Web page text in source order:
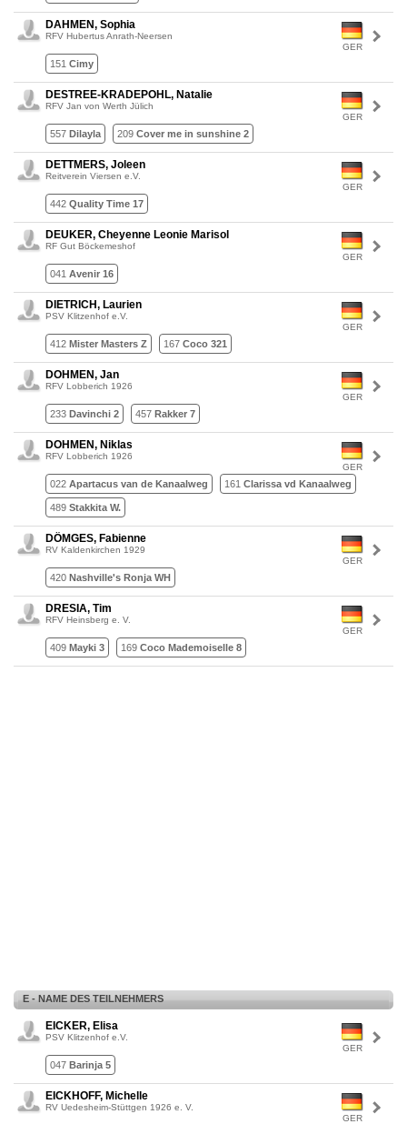
GER
DAHMEN, Sophia
RFV Hubertus Anrath-Neersen
151 Cimy
GER
DESTREE-KRADEPOHL, Natalie
RFV Jan von Werth Jülich
557 Dilayla 209 Cover me in sunshine 2
GER
DETTMERS, Joleen
Reitverein Viersen e.V.
442 Quality Time 17
GER
DEUKER, Cheyenne Leonie Marisol
RF Gut Böckemeshof
041 Avenir 16
GER
DIETRICH, Laurien
PSV Klitzenhof e.V.
412 Mister Masters Z 167 Coco 321
GER
DOHMEN, Jan
RFV Lobberich 1926
233 Davinchi 2 457 Rakker 7
GER
DOHMEN, Niklas
RFV Lobberich 1926
022 Apartacus van de Kanaalweg 161 Clarissa vd Kanaalweg
489 Stakkita W.
GER
DÖMGES, Fabienne
RV Kaldenkirchen 1929
420 Nashville's Ronja WH
GER
DRESIA, Tim
RFV Heinsberg e. V.
409 Mayki 3 169 Coco Mademoiselle 8
E - NAME DES TEILNEHMERS
GER
EICKER, Elisa
PSV Klitzenhof e.V.
047 Barinja 5
GER
EICKHOFF, Michelle
RV Uedesheim-Stüttgen 1926 e. V.